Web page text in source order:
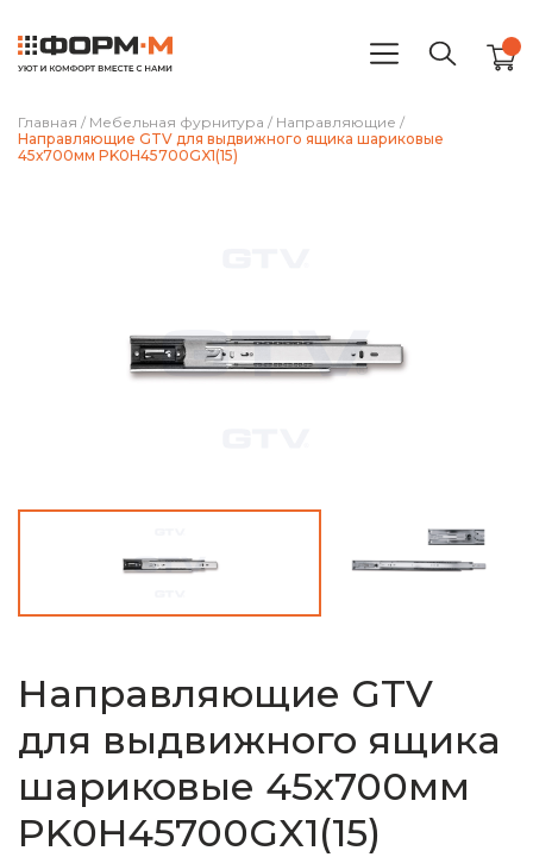
Главная / Мебельная фурнитура / Направляющие /
Направляющие GTV для выдвижного ящика шариковые
45х700мм PK0H45700GX1(15)
Направляющие GTV
для выдвижного ящика
шариковые 45х700мм
PK0H45700GX1(15)